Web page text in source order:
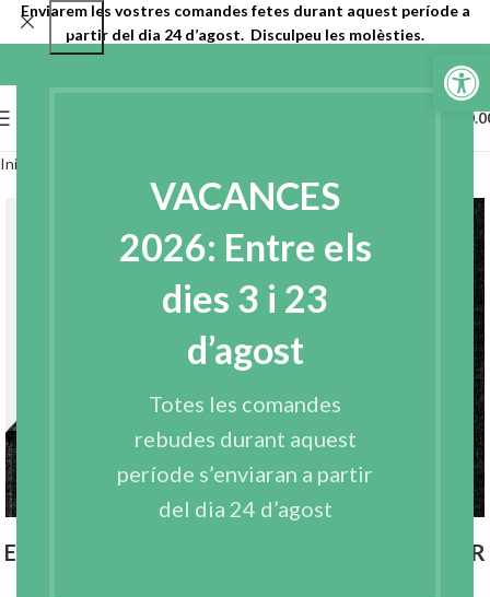
VACANCES
2026: Entre els
dies 3 i 23
d’agost
Totes les comandes
rebudes durant aquest
període s’enviaran a partir
del dia 24 d’agost
Obre la
Inici
Click to enlarge
ENTRETELA RECICLADA APRESTADA DE COSIR
Enviarem les vostres comandes fetes durant aquest període a
partir del dia 24 d’agost. Disculpeu les molèsties.